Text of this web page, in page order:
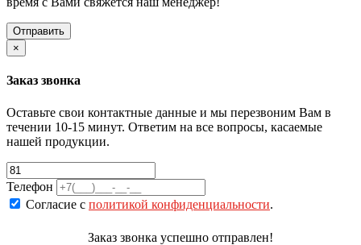
×
Заказ звонка
Оставьте свои контактные данные и мы перезвоним Вам в
течении 10-15 минут. Ответим на все вопросы, касаемые
нашей продукции.
Телефон
Согласие с политикой конфиденциальности.
Заказ звонка успешно отправлен!